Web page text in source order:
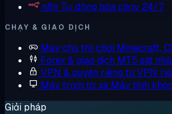
n8n Tự động hóa chạy 24/7
CHẠY & GIAO DỊCH
Máy chủ trò chơi Minecraft,
Forex & giao dịch MT5 sát
VPN & quyền riêng tưVPN
Máy trạm từ xa Máy tính
Giải pháp